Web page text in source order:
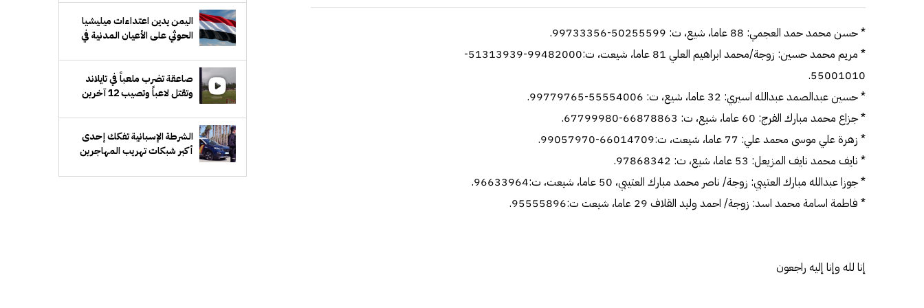
* حسن محمد حمد العجمي: 88 عاما، شيع، ت: 50255599-99733356.
* مريم محمد حسين: زوجة/محمد ابراهيم العلي 81 عاما، شيعت، ت:99482000-51313939-
55001010.
* حسين عبدالصمد عبدالله اسيري: 32 عاما، شيع، ت: 55554006-99779765.
* جزاع محمد مبارك الفرج: 60 عاما، شيع، ت: 66878863-67799980.
* زهرة علي موسى محمد علي: 77 عاما، شيعت، ت:66014709-99057970.
* نايف محمد نايف المزيعل: 53 عاما، شيع، ت: 97868342.
* جوزا عبدالله مبارك العتيبي: زوجة/ ناصر محمد مبارك العتيبي، 50 عاما، شيعت، ت:96633964.
* فاطمة اسامة محمد اسد: زوجة/ احمد وليد القلاف 29 عاما، شيعت ت:95555896.
إنا لله وإنا إليه راجعون
اليمن يدين اعتداءات ميليشيا
الحوثي على الأعيان المدنية في
صاعقة تضرب ملعباً في تايلاند
وتقتل لاعباً وتصيب 12 آخرين
الشرطة الإسبانية تفكك إحدى
أكبر شبكات تهريب المهاجرين